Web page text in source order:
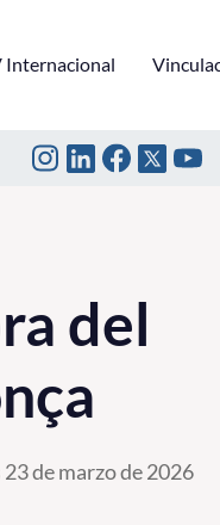
Internacional
del
23 de marzo de 2026